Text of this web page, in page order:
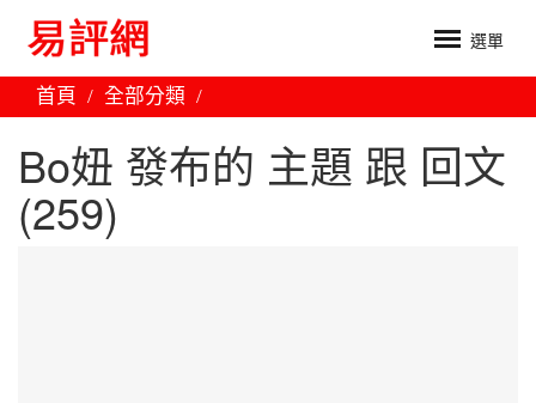
選單
首頁 全部分類
Bo妞 發布的 主題 跟 回文
(259)